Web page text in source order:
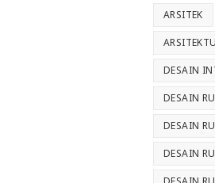
ARSITEK
DESAIN
DESAIN
DESAIN
DESAIN